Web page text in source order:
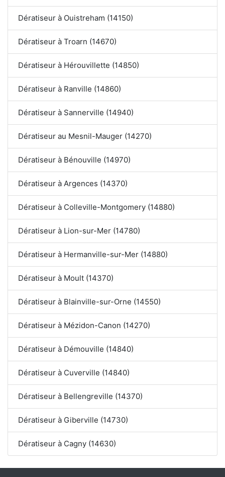
Dératiseur à Ouistreham (14150)
Dératiseur à Troarn (14670)
Dératiseur à Hérouvillette (14850)
Dératiseur à Ranville (14860)
Dératiseur à Sannerville (14940)
Dératiseur au Mesnil-Mauger (14270)
Dératiseur à Bénouville (14970)
Dératiseur à Argences (14370)
Dératiseur à Colleville-Montgomery (14880)
Dératiseur à Lion-sur-Mer (14780)
Dératiseur à Hermanville-sur-Mer (14880)
Dératiseur à Moult (14370)
Dératiseur à Blainville-sur-Orne (14550)
Dératiseur à Mézidon-Canon (14270)
Dératiseur à Démouville (14840)
Dératiseur à Cuverville (14840)
Dératiseur à Bellengreville (14370)
Dératiseur à Giberville (14730)
Dératiseur à Cagny (14630)